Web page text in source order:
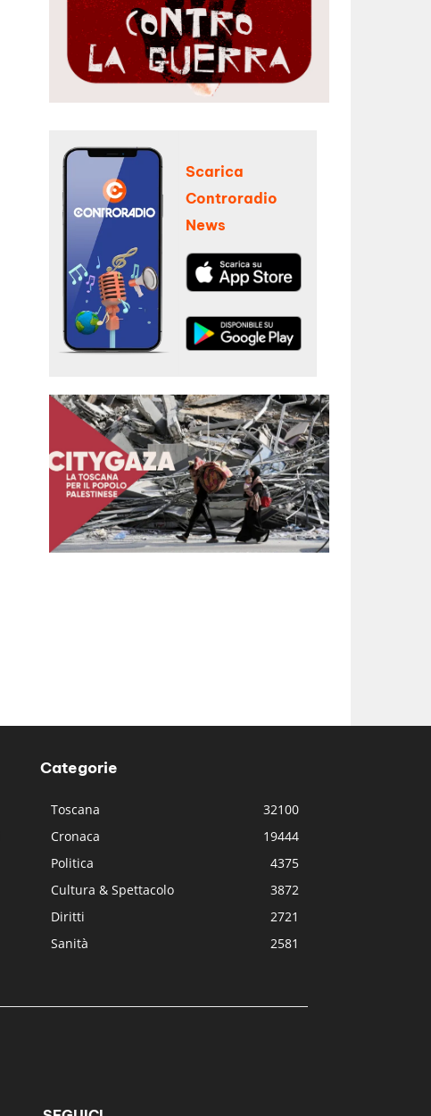
Scarica
Controradio
News
Categorie
Toscana
32100
Cronaca
19444
Politica
4375
Cultura & Spettacolo
3872
Diritti
2721
Sanità
2581